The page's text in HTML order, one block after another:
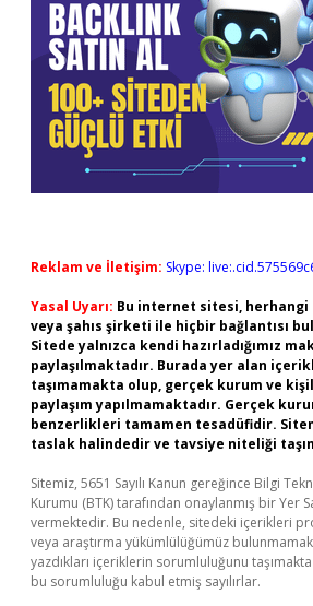
Reklam ve İletişim: Skype:
Yasal Uyarı: Bu internet sitesi,
veya şahıs şirketi ile hiçbir bağlantısı
Sitede yalnızca kendi hazırladığımız
paylaşılmaktadır. Burada yer alan
taşımamakta olup, gerçek kurum ve
paylaşım yapılmamaktadır. Gerçek
benzerlikleri tamamen tesadüfidir.
taslak halindedir ve tavsiye niteliği
Sitemiz, 5651 Sayılı Kanun gereğince Bilgi
Kurumu (BTK) tarafından onaylanmış bir Yer
vermektedir. Bu nedenle, sitedeki içerikleri
veya araştırma yükümlülüğümüz
yazdıkları içeriklerin sorumluluğunu
bu sorumluluğu kabul etmiş sayılırlar.